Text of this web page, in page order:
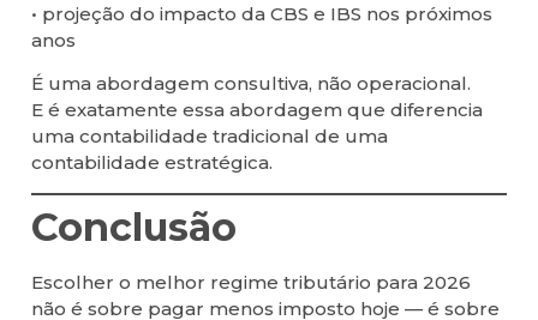
• projeção do impacto da CBS e IBS nos próximos
anos
É uma abordagem consultiva, não operacional.
E é exatamente essa abordagem que diferencia
uma contabilidade tradicional de uma
contabilidade estratégica.
Conclusão
Escolher o melhor regime tributário para 2026
não é sobre pagar menos imposto hoje — é sobre